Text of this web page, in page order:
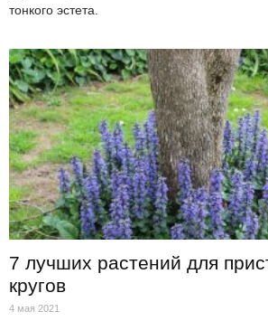
тонкого эстета.
7 лучших растений для
кругов
4 мая 2021